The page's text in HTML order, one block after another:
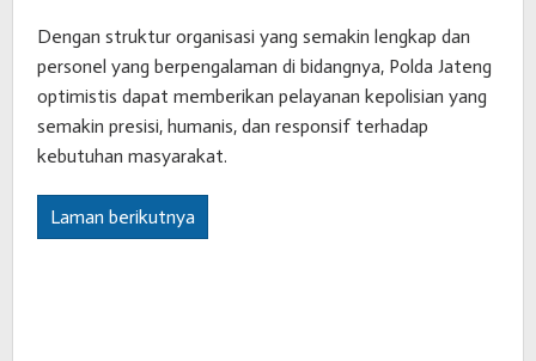
Dengan struktur organisasi yang semakin lengkap dan
personel yang berpengalaman di bidangnya, Polda Jateng
optimistis dapat memberikan pelayanan kepolisian yang
semakin presisi, humanis, dan responsif terhadap
kebutuhan masyarakat.
Laman berikutnya